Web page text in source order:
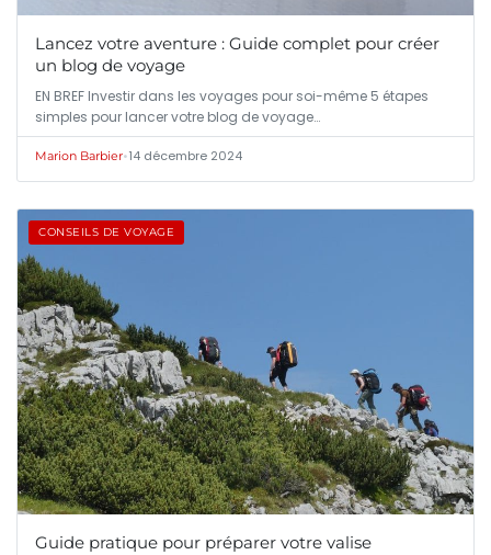
Lancez votre aventure : Guide complet pour créer
un blog de voyage
EN BREF Investir dans les voyages pour soi-même 5 étapes
simples pour lancer votre blog de voyage…
Marion Barbier•14 décembre 2024
CONSEILS DE VOYAGE
Guide pratique pour préparer votre valise